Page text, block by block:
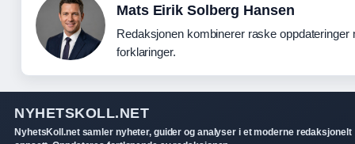
Mats Eirik Solberg Hansen
Redaksjonen kombinerer raske oppdateringer
forklaringer.
NYHETSKOLL.NET
NyhetsKoll.net samler nyheter, guider og analyser i et moderne redaksjonelt